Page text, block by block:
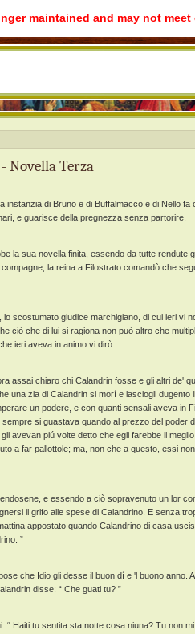
maintained and may not
Novella Terza
instanzia di Bruno e di Buffalmacco e di Nello
e guarisce della pregnezza senza partorire.
la sua novella finita, essendo da tutte
la reina a Filostrato comandò che
lo scostumato giudice marchigiano, di cui ieri vi
ciò che di lui si ragiona non può altro che
ieri aveva in animo vi dirò.
assai chiaro chi Calandrin fosse e gli altri de'
una zia di Calandrin si morí e lasciogli
un podere, e con quanti sensali aveva in
si guastava quando al prezzo del poder
avevan piú volte detto che egli farebbe il
a far pallottole; ma, non che a questo, essi
e essendo a ciò sopravenuto un lor
il grifo alle spese di Calandrino. E senza
appostato quando Calandrino di casa
”
che Idio gli desse il buon dí e 'l buono
disse: “ Che guati tu? ”
“ Haiti tu sentita sta notte cosa niuna? Tu non